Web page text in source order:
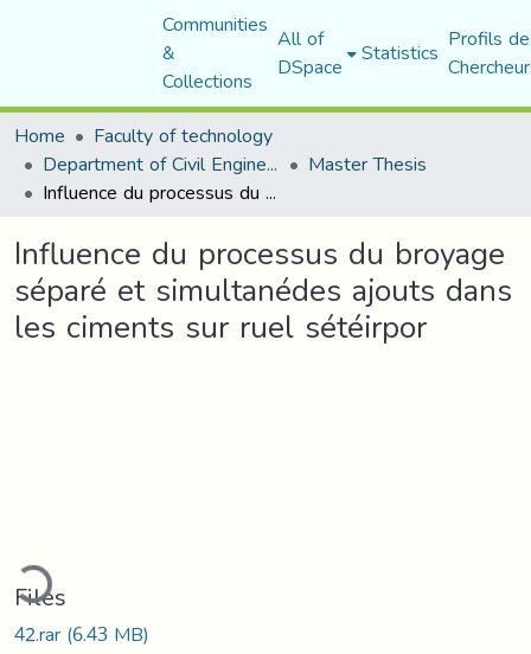
Communities
&
Collections
All of
DSpace Statistics Profils
Home
Faculty of technology
Department of Civil Engineering Master Thesis
Influence du processus du broyage séparé et simultanédes ajouts dans les ciments sur ruel sétéirpor
Influence du processus du broyage
séparé et simultanédes ajouts dans
les ciments sur ruel sétéirpor
Files
42.rar(6.43 MB)